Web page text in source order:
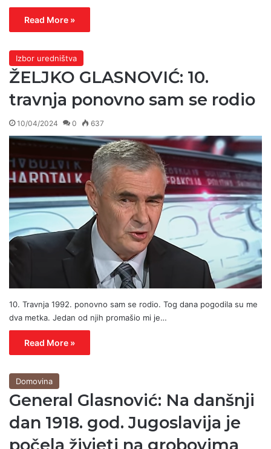
Read More »
Izbor uredništva
ŽELJKO GLASNOVIĆ: 10.
travnja ponovno sam se rodio
10/04/2024 0 637
10. Travnja 1992. ponovno sam se rodio. Tog dana pogodila su me
dva metka. Jedan od njih promašio mi je…
Read More »
Domovina
General Glasnović: Na danšnji
dan 1918. god. Jugoslavija je
počela živjeti na grobovima